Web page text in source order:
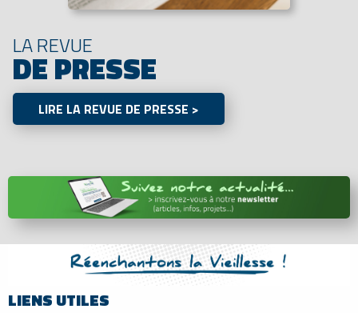
LA REVUE
DE PRESSE
LIRE LA REVUE DE PRESSE >
LIENS UTILES